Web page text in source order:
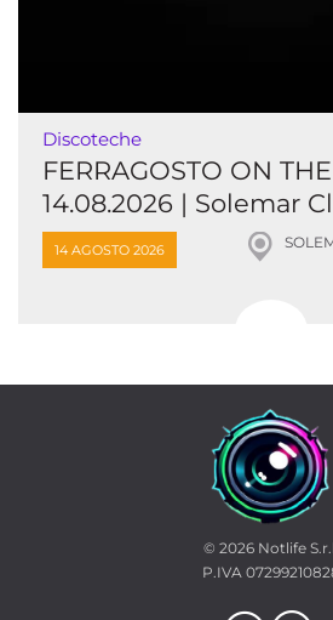
Discoteche
FERRAGOSTO ON
14.08.2026 | Solemar
14 AGOSTO 2026
© 2026 Notlife S.r.l.
P.IVA